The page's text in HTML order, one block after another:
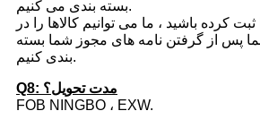
بسته بندی می کنیم.
کرده باشید ، ما می توانیم کالاها را در
پس از گرفتن نامه های مجوز شما بسته
بندی کنیم.
Q8: مدت تحویل؟
FOB NINGBO ، EXW.